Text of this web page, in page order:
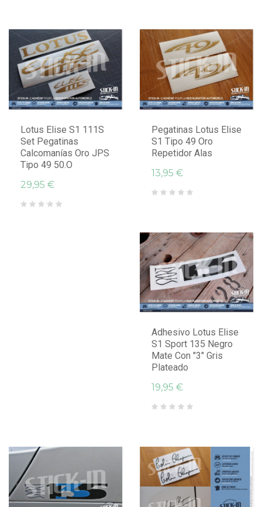
Lotus Elise S1 111S
Set Pegatinas
Calcomanías Oro JPS
Tipo 49 50.o
29,95 €
Pegatinas Lotus Elise
S1 Tipo 49 Oro
Repetidor Alas
13,95 €
Adhesivo Lotus Elise
S1 Sport 135 Negro
Mate Con "3" Gris
Plateado
19,95 €